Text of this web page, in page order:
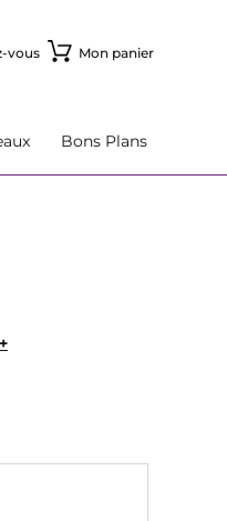
vous Mon panier
Bons Plans